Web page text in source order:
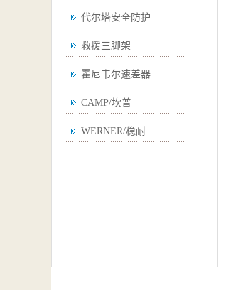
代尔塔安全防护
救援三脚架
霍尼韦尔速差器
CAMP/坎普
WERNER/稳耐